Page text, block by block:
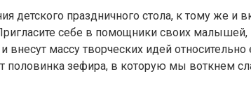
детского праздничного стола, к тому же
себе в помощники своих малышей,
массу творческих идей
половинка зефира, в которую мы воткнем